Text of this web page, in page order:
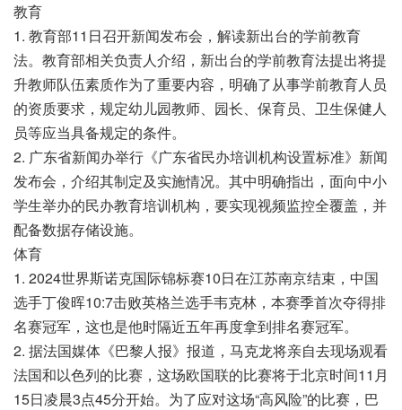
教育
1. 教育部11日召开新闻发布会，解读新出台的学前教育
法。教育部相关负责人介绍，新出台的学前教育法提出将提
升教师队伍素质作为了重要内容，明确了从事学前教育人员
的资质要求，规定幼儿园教师、园长、保育员、卫生保健人
员等应当具备规定的条件。
2. 广东省新闻办举行《广东省民办培训机构设置标准》新闻
发布会，介绍其制定及实施情况。其中明确指出，面向中小
学生举办的民办教育培训机构，要实现视频监控全覆盖，并
配备数据存储设施。
体育
1. 2024世界斯诺克国际锦标赛10日在江苏南京结束，中国
选手丁俊晖10:7击败英格兰选手韦克林，本赛季首次夺得排
名赛冠军，这也是他时隔近五年再度拿到排名赛冠军。
2. 据法国媒体《巴黎人报》报道，马克龙将亲自去现场观看
法国和以色列的比赛，这场欧国联的比赛将于北京时间11月
15日凌晨3点45分开始。为了应对这场“高风险”的比赛，巴